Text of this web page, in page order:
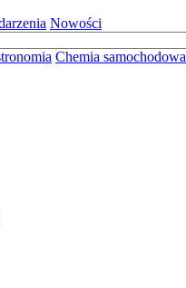
Nowości
Chemia samochodowa